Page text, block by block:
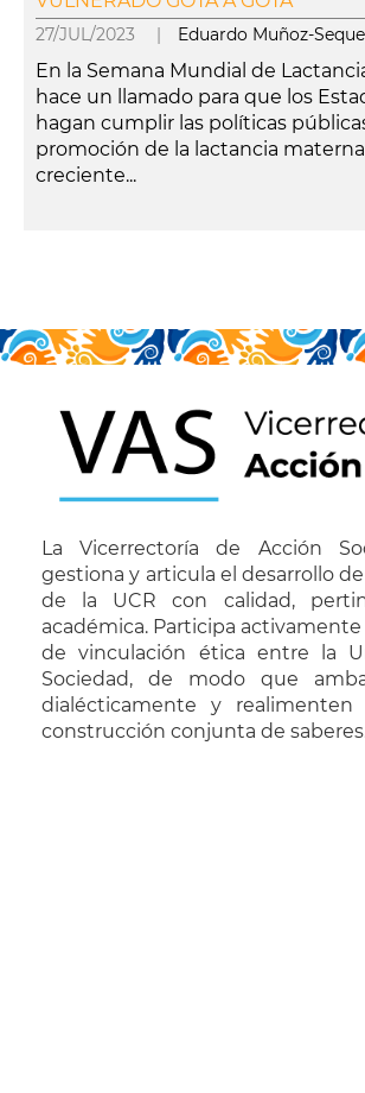
27/JUL/2023 | Eduardo Muñoz-
En la Semana Mundial de
hace un llamado para que los
hagan cumplir las políticas
promoción de la lactancia
creciente...
La Vicerrectoría de Acción
gestiona y articula el desarrollo de
de la UCR con calidad,
académica. Participa
de vinculación ética entre la
Sociedad, de modo que
dialécticamente y
construcción conjunta de